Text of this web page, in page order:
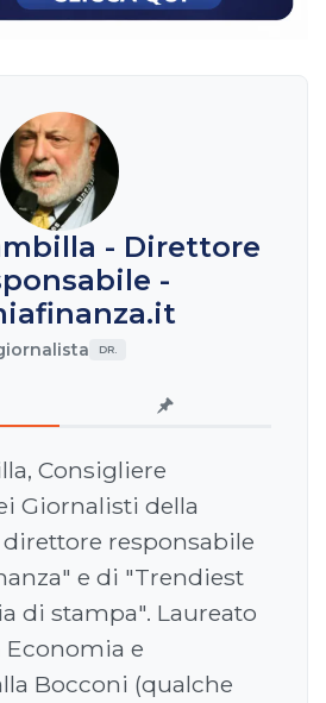
- Direttore
-
DR.
Consigliere
Giornalisti della
responsabile
e di "Trendiest
di stampa". Laureato
e
Bocconi (qualche